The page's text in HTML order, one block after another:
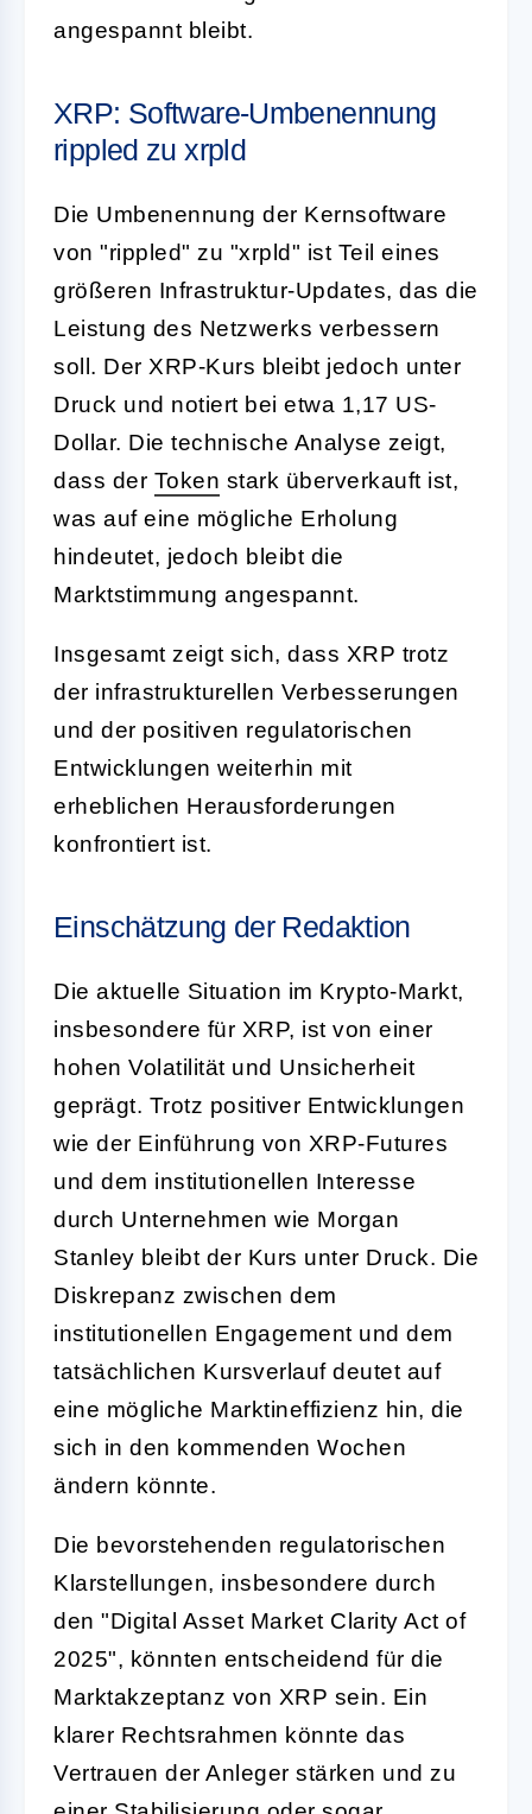
angespannt bleibt.
XRP: Software-Umbenennung
rippled zu xrpld
Die Umbenennung der Kernsoftware
von "rippled" zu "xrpld" ist Teil eines
größeren Infrastruktur-Updates, das die
Leistung des Netzwerks verbessern
soll. Der XRP-Kurs bleibt jedoch unter
Druck und notiert bei etwa 1,17 US-
Dollar. Die technische Analyse zeigt,
dass der Token stark überverkauft ist,
was auf eine mögliche Erholung
hindeutet, jedoch bleibt die
Marktstimmung angespannt.
Insgesamt zeigt sich, dass XRP trotz
der infrastrukturellen Verbesserungen
und der positiven regulatorischen
Entwicklungen weiterhin mit
erheblichen Herausforderungen
konfrontiert ist.
Einschätzung der Redaktion
Die aktuelle Situation im Krypto-Markt,
insbesondere für XRP, ist von einer
hohen Volatilität und Unsicherheit
geprägt. Trotz positiver Entwicklungen
wie der Einführung von XRP-Futures
und dem institutionellen Interesse
durch Unternehmen wie Morgan
Stanley bleibt der Kurs unter Druck. Die
Diskrepanz zwischen dem
institutionellen Engagement und dem
tatsächlichen Kursverlauf deutet auf
eine mögliche Marktineffizienz hin, die
sich in den kommenden Wochen
ändern könnte.
Die bevorstehenden regulatorischen
Klarstellungen, insbesondere durch
den "Digital Asset Market Clarity Act of
2025", könnten entscheidend für die
Marktakzeptanz von XRP sein. Ein
klarer Rechtsrahmen könnte das
Vertrauen der Anleger stärken und zu